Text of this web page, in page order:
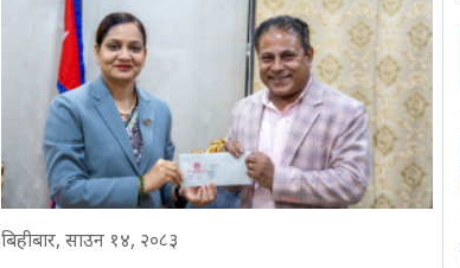
बिहीबार, साउन १४, २०८३